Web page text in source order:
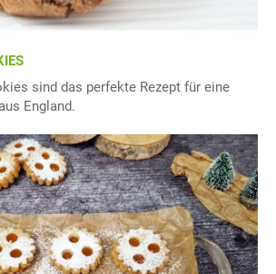
sind das perfekte Rezept für eine
England.